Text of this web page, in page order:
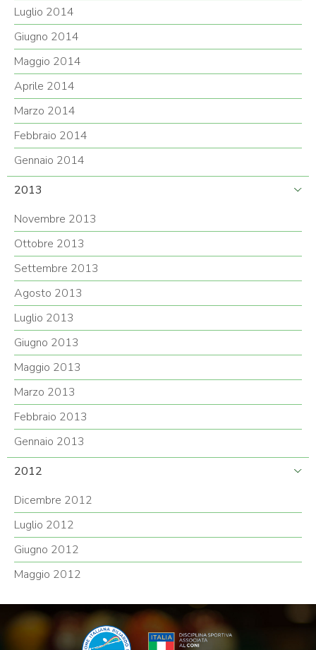
Luglio 2014
Giugno 2014
Maggio 2014
Aprile 2014
Marzo 2014
Febbraio 2014
Gennaio 2014
2013
Novembre 2013
Ottobre 2013
Settembre 2013
Agosto 2013
Luglio 2013
Giugno 2013
Maggio 2013
Marzo 2013
Febbraio 2013
Gennaio 2013
2012
Dicembre 2012
Luglio 2012
Giugno 2012
Maggio 2012